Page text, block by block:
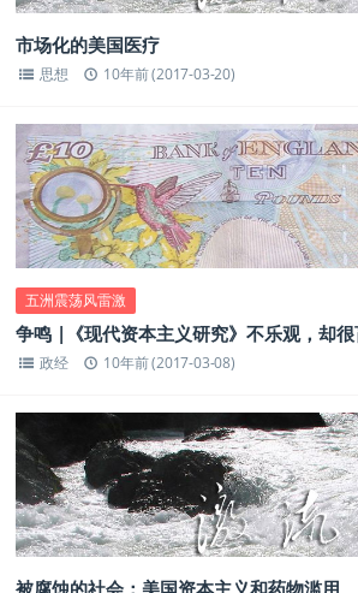
市场化的美国医疗
思想 10年前 (2017-03-20)
五洲震荡风雷激
争鸣 |《现代资本主义研究》不乐观，却很
政经 10年前 (2017-03-08)
被腐蚀的社会：美国资本主义和药物滥用